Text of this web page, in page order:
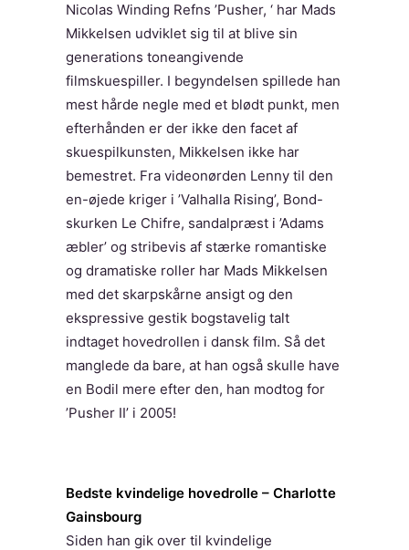
Nicolas Winding Refns ’Pusher, ‘ har Mads
Mikkelsen udviklet sig til at blive sin
generations toneangivende
filmskuespiller. I begyndelsen spillede han
mest hårde negle med et blødt punkt, men
efterhånden er der ikke den facet af
skuespilkunsten, Mikkelsen ikke har
bemestret. Fra videonørden Lenny til den
en-øjede kriger i ’Valhalla Rising’, Bond-
skurken Le Chifre, sandalpræst i ’Adams
æbler’ og stribevis af stærke romantiske
og dramatiske roller har Mads Mikkelsen
med det skarpskårne ansigt og den
ekspressive gestik bogstavelig talt
indtaget hovedrollen i dansk film. Så det
manglede da bare, at han også skulle have
en Bodil mere efter den, han modtog for
’Pusher II’ i 2005!
Bedste kvindelige hovedrolle – Charlotte
Gainsbourg
Siden han gik over til kvindelige